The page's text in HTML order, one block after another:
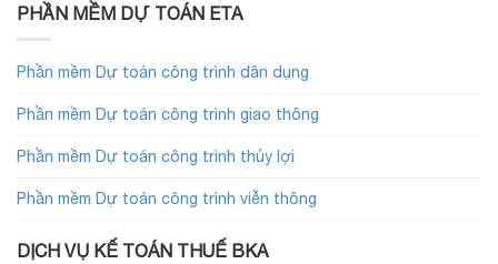
PHẦN MỀM DỰ TOÁN ETA
Phần mềm Dự toán công trình dân dụng
Phần mềm Dự toán công trình giao thông
Phần mềm Dự toán công trình thủy lợi
Phần mềm Dự toán công trình viễn thông
DỊCH VỤ KẾ TOÁN THUẾ BKA